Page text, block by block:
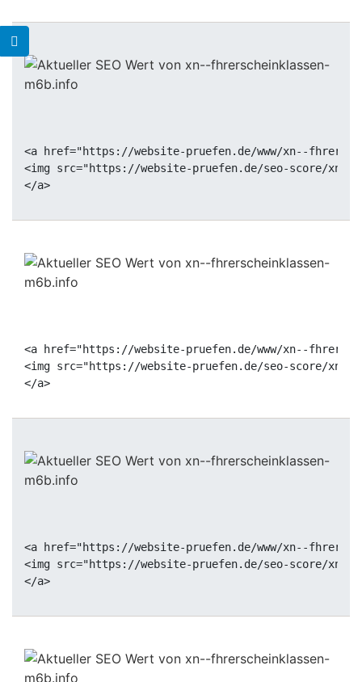
<a href="https://website-pruefen.de/www/xn--
<img src="https://website-pruefen.de/seo-score/xn--
<a href="https://website-pruefen.de/www/xn--
<img src="https://website-pruefen.de/seo-score/xn--
<a href="https://website-pruefen.de/www/xn--
<img src="https://website-pruefen.de/seo-score/xn--